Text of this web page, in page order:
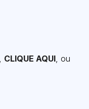
CLIQUE AQUI , ou